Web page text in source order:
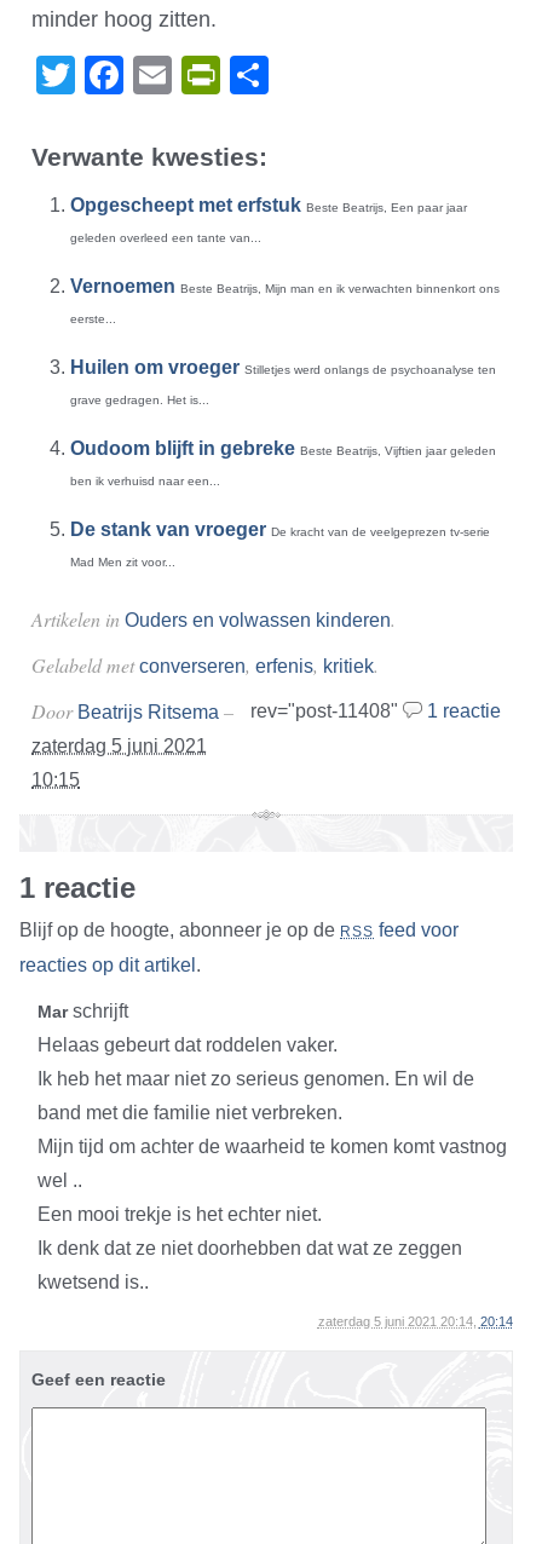
minder hoog zitten.
TwitterFacebook
EmailPrintFriendly
Verwante kwesties:
Opgescheept met erfstuk Beste Beatrijs, Een paar jaar
geleden overleed een tante van...
Vernoemen Beste Beatrijs, Mijn man en ik verwachten binnenkort ons
eerste...
Huilen om vroeger Stilletjes werd onlangs de psychoanalyse ten
grave gedragen. Het is...
Oudoom blijft in gebreke Beste Beatrijs, Vijftien jaar geleden
ben ik verhuisd naar een...
De stank van vroeger De kracht van de veelgeprezen tv-serie
Mad Men zit voor...
Artikelen in Ouders en volwassen kinderen.
Gelabeld metconverseren, erfenis, kritiek.
rev="post-11408" 1 reactie
Door Beatrijs Ritsema –
zaterdag 5 juni 2021
10:15
1 reactie
Blijf op de hoogte, abonneer je op de RSS feed voor
reacties op dit artikel .
Mar schrijft
Helaas gebeurt dat roddelen vaker.
Ik heb het maar niet zo serieus genomen. En wil de
band met die familie niet verbreken.
Mijn tijd om achter de waarheid te komen komt vastnog
wel ..
Een mooi trekje is het echter niet.
Ik denk dat ze niet doorhebben dat wat ze zeggen
kwetsend is..
zaterdag 5 juni 2021 20:14, 20:14
Geef een reactie